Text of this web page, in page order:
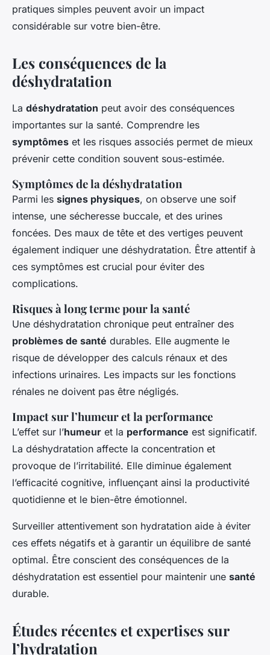
pratiques simples peuvent avoir un impact
considérable sur votre bien-être.
Les conséquences de la
déshydratation
La déshydratation peut avoir des conséquences
importantes sur la santé. Comprendre les
symptômes et les risques associés permet de mieux
prévenir cette condition souvent sous-estimée.
Symptômes de la déshydratation
Parmi les signes physiques, on observe une soif
intense, une sécheresse buccale, et des urines
foncées. Des maux de tête et des vertiges peuvent
également indiquer une déshydratation. Être attentif à
ces symptômes est crucial pour éviter des
complications.
Risques à long terme pour la santé
Une déshydratation chronique peut entraîner des
problèmes de santé durables. Elle augmente le
risque de développer des calculs rénaux et des
infections urinaires. Les impacts sur les fonctions
rénales ne doivent pas être négligés.
Impact sur l’humeur et la performance
L’effet sur l’humeur et la performance est significatif.
La déshydratation affecte la concentration et
provoque de l’irritabilité. Elle diminue également
l’efficacité cognitive, influençant ainsi la productivité
quotidienne et le bien-être émotionnel.
Surveiller attentivement son hydratation aide à éviter
ces effets négatifs et à garantir un équilibre de santé
optimal. Être conscient des conséquences de la
déshydratation est essentiel pour maintenir une santé
durable.
Études récentes et expertises sur
l’hydratation